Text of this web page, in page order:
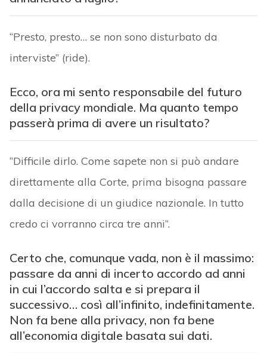
“Presto, presto… se non sono disturbato da
interviste” (ride).
Ecco, ora mi sento responsabile del futuro
della privacy mondiale. Ma quanto tempo
passerà prima di avere un risultato?
“Difficile dirlo. Come sapete non si può andare
direttamente alla Corte, prima bisogna passare
dalla decisione di un giudice nazionale. In tutto
credo ci vorranno circa tre anni”.
Certo che, comunque vada, non è il massimo:
passare da anni di incerto accordo ad anni
in cui l’accordo salta e si prepara il
successivo… così all’infinito, indefinitamente.
Non fa bene alla privacy, non fa bene
all’economia digitale basata sui dati.